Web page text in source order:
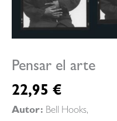
Pensar el arte
22,95 €
Autor: Bell Hooks,